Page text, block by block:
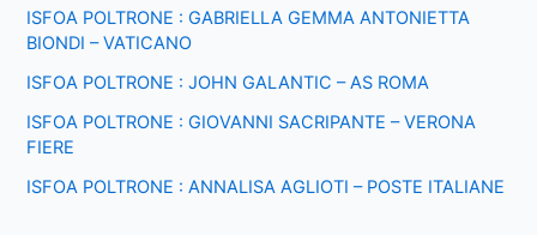
ISFOA POLTRONE : GABRIELLA GEMMA ANTONIETTA
BIONDI – VATICANO
ISFOA POLTRONE : JOHN GALANTIC – AS ROMA
ISFOA POLTRONE : GIOVANNI SACRIPANTE – VERONA
FIERE
ISFOA POLTRONE : ANNALISA AGLIOTI – POSTE ITALIANE